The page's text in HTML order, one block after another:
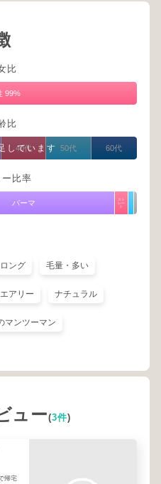
比
99%
比
しています
40代 50代 60代
ー比率
パーマ
スト
レー
ト
ロング 毛量・多い
エアリー ナチュラル
マンツーマン
ュー(3件)
帰宅